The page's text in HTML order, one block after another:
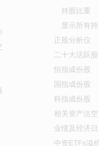
持股比重
显示所有
正股分析仪
二十大活跃
恒指成份股
国指成份股
科指成份股
相关资产沽空
业绩及经济
中资ETFs溢